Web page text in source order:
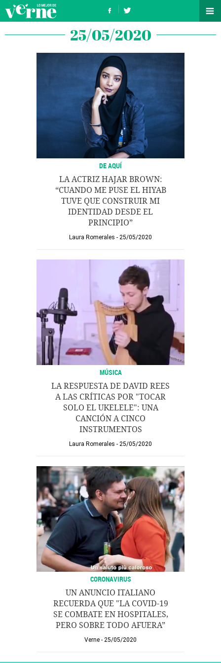
25/05/2020
DE AQUÍ
LA ACTRIZ HAJAR BROWN:
“CUANDO ME PUSE EL HIYAB
TUVE QUE CONSTRUIR MI
IDENTIDAD DESDE EL
PRINCIPIO”
Laura Romerales 25/05/2020
MÚSICA
LA RESPUESTA DE DAVID REES
A LAS CRÍTICAS POR "TOCAR
SOLO EL UKELELE": UNA
CANCIÓN A CINCO
INSTRUMENTOS
Laura Romerales 25/05/2020
CORONAVIRUS
UN ANUNCIO ITALIANO
RECUERDA QUE "LA COVID-19
SE COMBATE EN HOSPITALES,
PERO SOBRE TODO AFUERA”
Verne 25/05/2020